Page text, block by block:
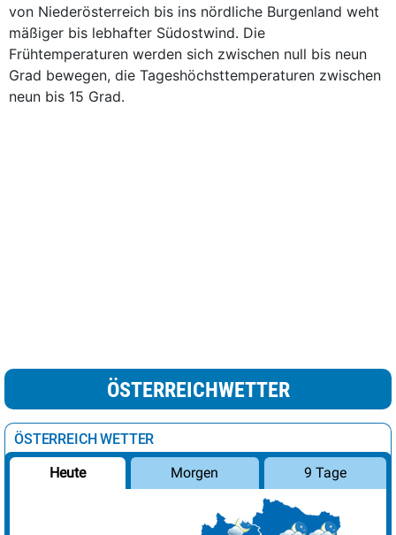
von Niederösterreich bis ins nördliche Burgenland weht
mäßiger bis lebhafter Südostwind. Die
Frühtemperaturen werden sich zwischen null bis neun
Grad bewegen, die Tageshöchsttemperaturen zwischen
neun bis 15 Grad.
ÖSTERREICHWETTER
ÖSTERREICH WETTER
Heute Morgen 9 Tage